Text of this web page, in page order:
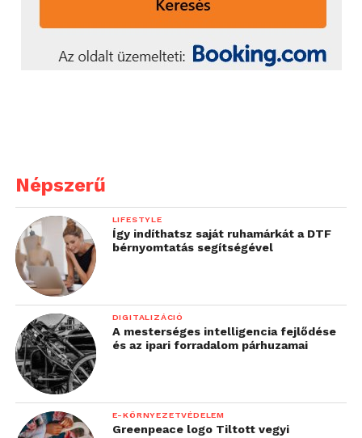
Népszerű
LIFESTYLE
Így indíthatsz saját ruhamárkát a DTF
bérnyomtatás segítségével
DIGITALIZÁCIÓ
A mesterséges intelligencia fejlődése
és az ipari forradalom párhuzamai
E-KÖRNYEZETVÉDELEM
Greenpeace logo Tiltott vegyi